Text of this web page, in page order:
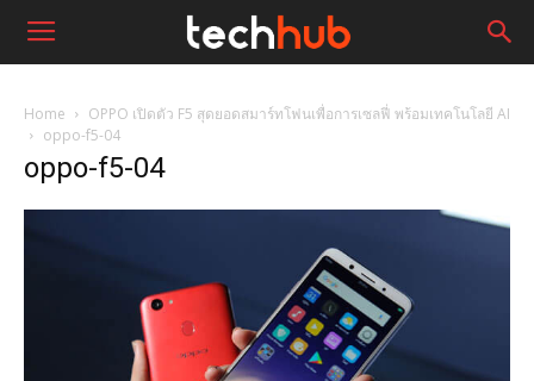
Home
OPPO เปิดตัว F5 สุดยอดสมาร์ทโฟนเพื่อการเซลฟี่ พร้อมเทคโนโลยี AI
oppo-f5-04
oppo-f5-04